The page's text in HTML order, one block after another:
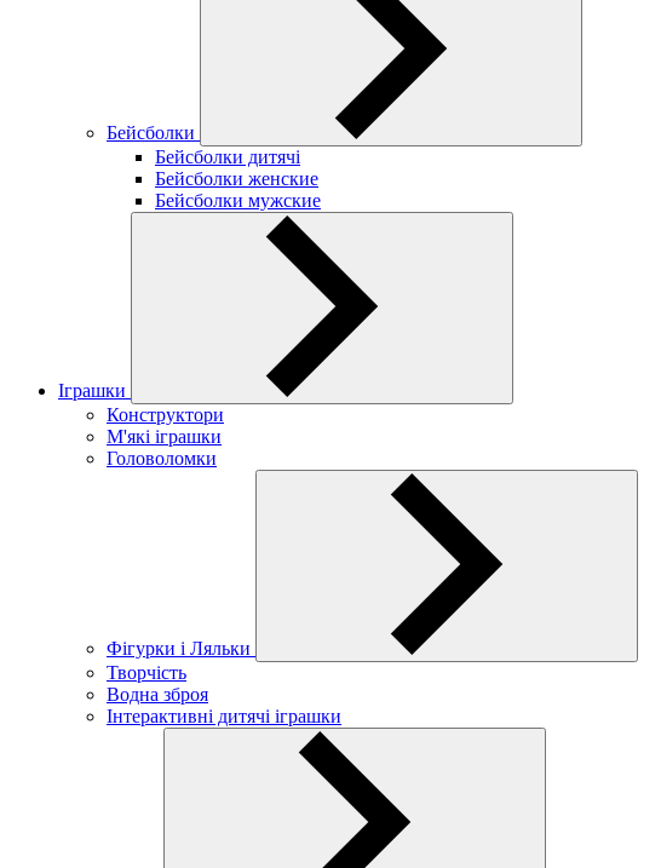
Бейсболки
Бейсболки дитячі
Бейсболки женские
Бейсболки мужские
Іграшки
Конструктори
М'які іграшки
Головоломки
Фігурки і Ляльки
Творчість
Водна зброя
Інтерактивні дитячі іграшки